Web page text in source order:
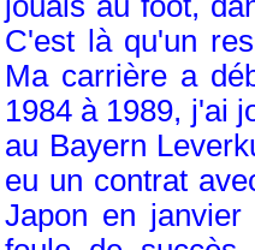
C'est là qu'un
Ma carrière a
1984 à 1989, j'ai
au Bayern
eu un contrat
Japon en